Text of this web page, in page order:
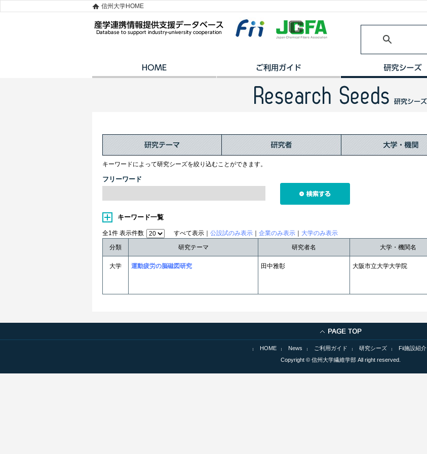
信州大学HOME
キーワードによって研究シーズを絞り込むことができます。
フリーワード
キーワード一覧
全1件 表示件数 すべて表示｜ 公設試のみ表示 企業のみ表示 大学のみ表示
分類 研究テーマ 研究者名 大学・機関名
大学 運動疲労の脳磁図研究 田中雅彰 大阪市立大学大学院
HOME News ご利用ガイド 研究シーズ
Fii施設紹介
Copyright © 信州大学繊維学部 All right reserved.